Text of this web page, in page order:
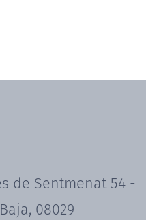
de Sentmenat 54 -
08029